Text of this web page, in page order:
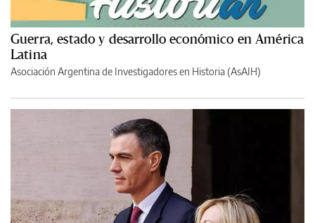
Guerra, estado y desarrollo económico en América
Latina
Asociación Argentina de Investigadores en Historia (AsAIH)